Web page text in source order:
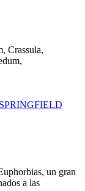
Crassula,
un gran
a las